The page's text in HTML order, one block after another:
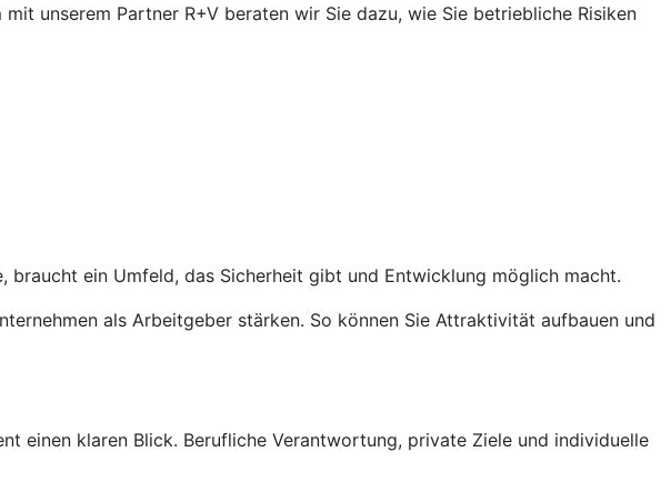
unserem Partner R+V beraten wir Sie dazu, wie Sie betriebliche Risiken
ein Umfeld, das Sicherheit gibt und Entwicklung möglich macht.
als Arbeitgeber stärken. So können Sie Attraktivität aufbauen und
einen klaren Blick. Berufliche Verantwortung, private Ziele und individuelle